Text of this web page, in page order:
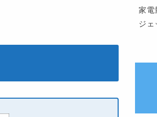
家電
ジェ